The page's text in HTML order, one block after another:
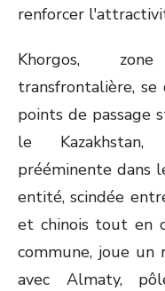
renforcer
Khorgos,
transfrontalière,
points de passage
le
prééminente dans
entité, scindée
et chinois tout en
commune, joue un
avec Almaty,